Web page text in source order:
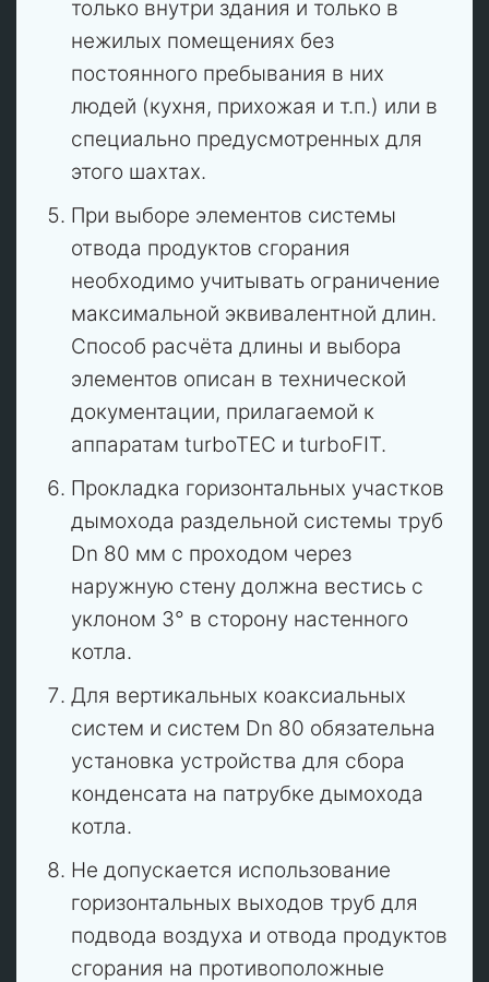
только внутри здания и только в
нежилых помещениях без
постоянного пребывания в них
людей (кухня, прихожая и т.п.) или в
специально предусмотренных для
этого шахтах.
При выборе элементов системы
отвода продуктов сгорания
необходимо учитывать ограничение
максимальной эквивалентной длин.
Способ расчёта длины и выбора
элементов описан в технической
документации, прилагаемой к
аппаратам turboTEC и turboFIT.
Прокладка горизонтальных участков
дымохода раздельной системы труб
Dn 80 мм с проходом через
наружную стену должна вестись с
уклоном 3° в сторону настенного
котла.
Для вертикальных коаксиальных
систем и систем Dn 80 обязательна
установка устройства для сбора
конденсата на патрубке дымохода
котла.
Не допускается использование
горизонтальных выходов труб для
подвода воздуха и отвода продуктов
сгорания на противоположные